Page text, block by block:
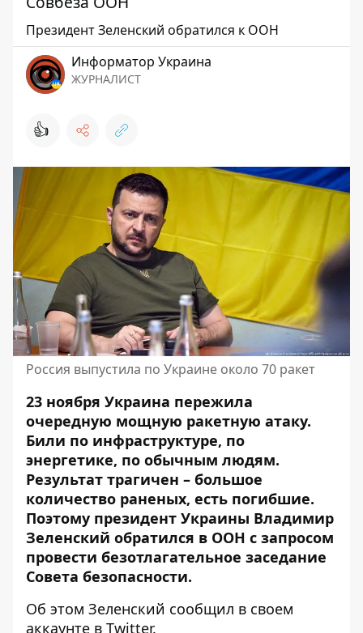
Президент Зеленский обратился к ООН
Информатор Украина
ЖУРНАЛИСТ
👍
Россия выпустила по Украине около 70 ракет
23 ноября Украина пережила
очередную мощную ракетную атаку.
Били по инфраструктуре, по
энергетике, по обычным людям.
Результат трагичен – большое
количество раненых, есть погибшие.
Поэтому президент Украины Владимир
Зеленский обратился в ООН с запросом
провести безотлагательное заседание
Совета безопасности.
Об этом Зеленский сообщил в своем
аккаунте в Twitter.